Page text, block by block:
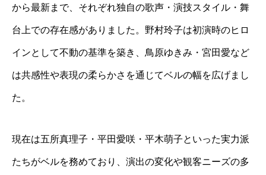
から最新まで、それぞれ独自の歌声・演技スタイル・舞
台上での存在感がありました。野村玲子は初演時のヒロ
インとして不動の基準を築き、鳥原ゆきみ・宮田愛など
は共感性や表現の柔らかさを通じてベルの幅を広げまし
た。
現在は五所真理子・平田愛咲・平木萌子といった実力派
たちがベルを務めており、演出の変化や観客ニーズの多